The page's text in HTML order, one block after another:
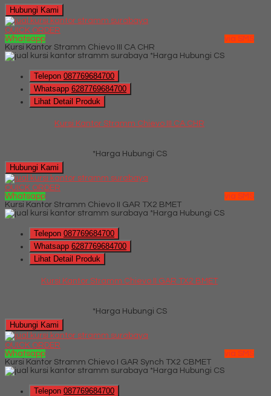
Hubungi Kami
QUICK ORDER
Whatsapp
via SMS
Kursi Kantor Stramm Chievo III CA CHR
*Harga Hubungi CS
Telepon 087769684700
Whatsapp 6287769684700
Lihat Detail Produk
Kursi Kantor Stramm Chievo III CA CHR
*Harga Hubungi CS
Hubungi Kami
QUICK ORDER
Whatsapp
via SMS
Kursi Kantor Stramm Chievo II GAR TX2 BMET
*Harga Hubungi CS
Telepon 087769684700
Whatsapp 6287769684700
Lihat Detail Produk
Kursi Kantor Stramm Chievo II GAR TX2 BMET
*Harga Hubungi CS
Hubungi Kami
QUICK ORDER
Whatsapp
via SMS
Kursi Kantor Stramm Chievo I GAR Synch TX2 CBMET
*Harga Hubungi CS
Telepon 087769684700